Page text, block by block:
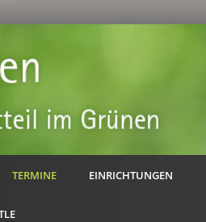
TERMINE EINRICHTUNGEN